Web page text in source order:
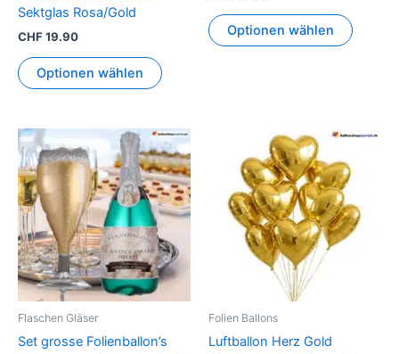
Sektglas Rosa/Gold
CHF19.90
Optionen wählen
Optionen wählen
Flaschen Gläser
Set grosse Folienballon’s
Folien Ballons
Luftballon Herz Gold